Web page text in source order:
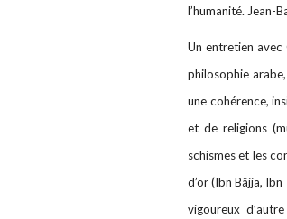
l’humanité. Jean-
Un entretien avec
philosophie
une cohérence,
et de religions
schismes et les
d’or (Ibn Bâjja,
vigoureux